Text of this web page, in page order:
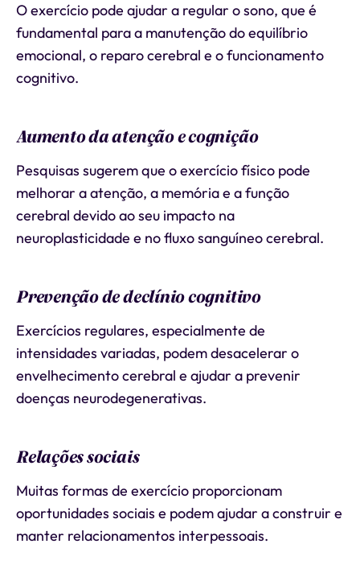
O exercício pode ajudar a regular o sono, que é
fundamental para a manutenção do equilíbrio
emocional, o reparo cerebral e o funcionamento
cognitivo.
Aumento da atenção e cognição
Pesquisas sugerem que o exercício físico pode
melhorar a atenção, a memória e a função
cerebral devido ao seu impacto na
neuroplasticidade e no fluxo sanguíneo cerebral.
Prevenção de declínio cognitivo
Exercícios regulares, especialmente de
intensidades variadas, podem desacelerar o
envelhecimento cerebral e ajudar a prevenir
doenças neurodegenerativas.
Relações sociais
Muitas formas de exercício proporcionam
oportunidades sociais e podem ajudar a construir e
manter relacionamentos interpessoais.